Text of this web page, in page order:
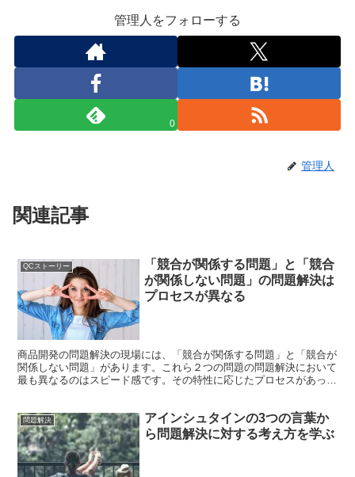
管理人をフォローする
0
管理人
関連記事
QCストーリー
「競合が関係する問題」と「競合
が関係しない問題」の問題解決は
プロセスが異なる
商品開発の問題解決の現場には、「競合が関係する問題」と「競合が
関係しない問題」があります。これら２つの問題の問題解決において
最も異なるのはスピード感です。その特性に応じたプロセスがあって
問題解決
アインシュタインの3つの言葉か
ら問題解決に対する考え方を学ぶ